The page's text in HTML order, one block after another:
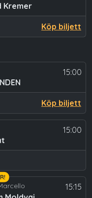
Kremer
Köp biljett
15:00
Köp biljett
15:00
15:15